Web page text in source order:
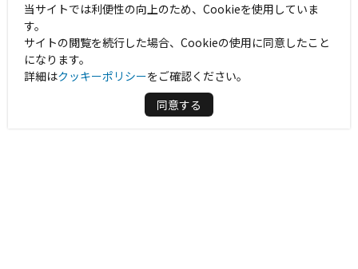
当サイトでは利便性の向上のため、Cookieを使用していま
す。
サイトの閲覧を続行した場合、Cookieの使用に同意したこと
になります。
詳細はクッキーポリシーをご確認ください。
同意する